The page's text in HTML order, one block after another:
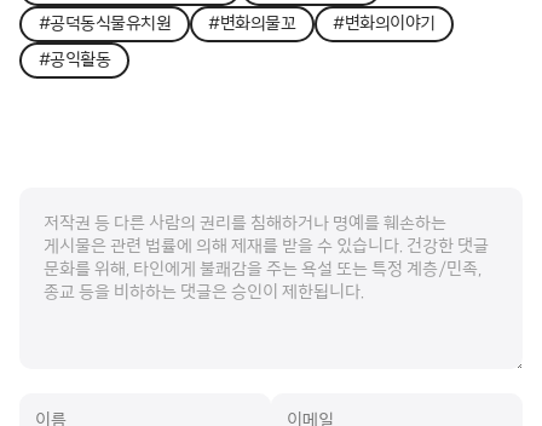
#공덕동식물유치원
#변화의물꼬
#변화의이야기
#공익활동